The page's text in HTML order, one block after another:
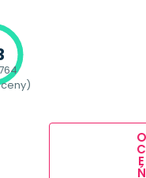
O
C
E
Ń